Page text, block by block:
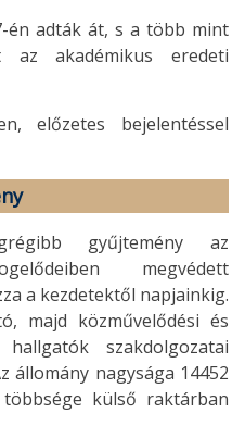
én adták át, s a több mint
az akadémikus eredeti
előzetes bejelentéssel
gyűjtemény az
megvédett
a kezdetektől napjainkig.
majd közművelődési és
szakdolgozatai
állomány nagysága 14452
külső raktárban